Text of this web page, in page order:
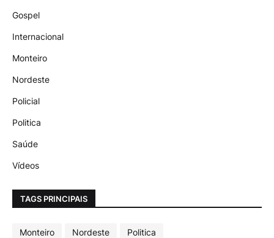
Gospel
Internacional
Monteiro
Nordeste
Policial
Politica
Saúde
Vídeos
TAGS PRINCIPAIS
Monteiro Nordeste Politica